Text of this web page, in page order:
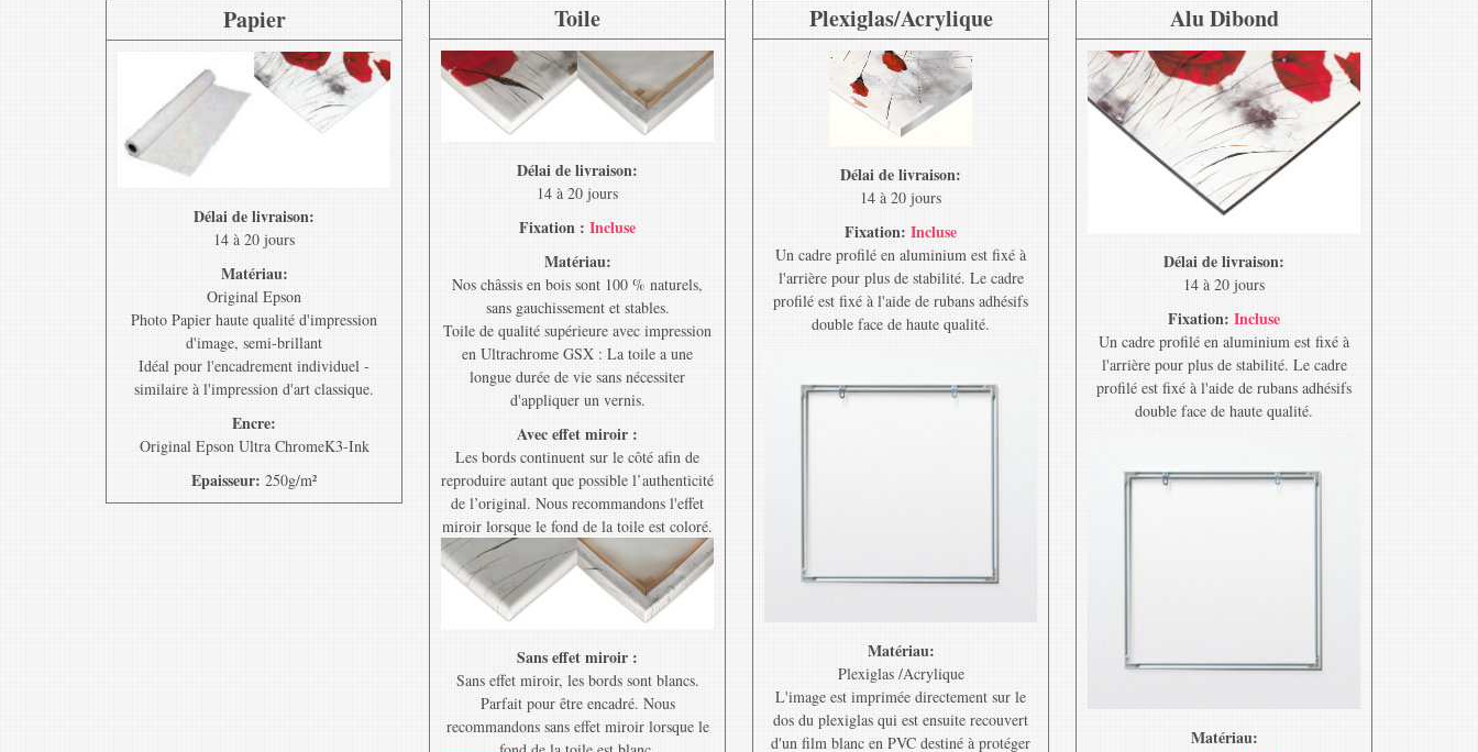
Papier
Délai de livraison:
14 à 20 jours
Matériau:
Original Epson
Photo Papier haute qualité d'impression
d'image, semi-brillant
Idéal pour l'encadrement individuel -
similaire à l'impression d'art classique.
Encre:
Original Epson Ultra ChromeK3-Ink
Epaisseur: 250g/m²
Toile
Délai de livraison:
14 à 20 jours
Fixation : Incluse
Matériau:
Nos châssis en bois sont 100 % naturels,
sans gauchissement et stables.
Toile de qualité supérieure avec impression
en Ultrachrome GSX : La toile a une
longue durée de vie sans nécessiter
d'appliquer un vernis.
Avec effet miroir :
Les bords continuent sur le côté afin de
reproduire autant que possible l’authenticité
de l’original. Nous recommandons l'effet
miroir lorsque le fond de la toile est coloré.
Sans effet miroir :
Sans effet miroir, les bords sont blancs.
Parfait pour être encadré. Nous
recommandons sans effet miroir lorsque le
Plexiglas/Acrylique
Délai de livraison:
14 à 20 jours
Fixation: Incluse
Un cadre profilé en aluminium est fixé à
l'arrière pour plus de stabilité. Le cadre
profilé est fixé à l'aide de rubans adhésifs
double face de haute qualité.
Matériau:
Plexiglas /Acrylique
L'image est imprimée directement sur le
dos du plexiglas qui est ensuite recouvert
d'un film blanc en PVC destiné à protéger
Alu Dibond
Délai de livraison:
14 à 20 jours
Fixation: Incluse
Un cadre profilé en aluminium est fixé à
l'arrière pour plus de stabilité. Le cadre
profilé est fixé à l'aide de rubans adhésifs
double face de haute qualité.
Matériau: